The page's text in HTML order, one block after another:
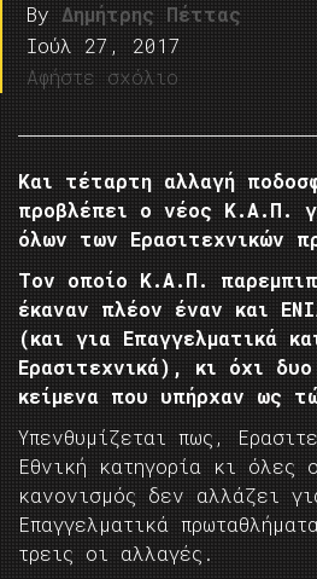
By Δημήτρης Πέττας
Ιούλ 27, 2017
Αφήστε σχόλιο
Και τέταρτη αλλαγή
προβλέπει ο νέος Κ.Α.Π.
όλων των Ερασιτεχνικών
Τον οποίο Κ.Α.Π.
έκαναν πλέον έναν και
(και για Επαγγελματικά
Ερασιτεχνικά), κι όχι
κείμενα που υπήρχαν ως
Υπενθυμίζεται πως,
Εθνική κατηγορία κι όλες
κανονισμός δεν αλλάζει
Επαγγελματικά
τρεις οι αλλαγές.